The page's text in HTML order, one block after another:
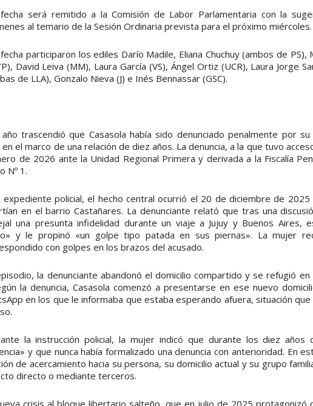
será remitido a la Comisión de Labor Parlamentaria con la
al temario de la Sesión Ordinaria prevista para el próximo miércoles.
participaron los ediles Darío Madile, Eliana Chuchuy (ambos de PS),
David Leiva (MM), Laura García (VS), Ángel Ortiz (UCR), Laura Jorge
de LLA), Gonzalo Nieva (J) e Inés Bennassar (GSC).
trascendió que Casasola había sido denunciado penalmente por
el marco de una relación de diez años. La denuncia, a la que tuvo
de 2026 ante la Unidad Regional Primera y derivada a la Fiscalía
Nº 1.
expediente policial, el hecho central ocurrió el 20 de diciembre de 2025
en el barrio Castañares. La denunciante relató que tras una
una presunta infidelidad durante un viaje a Jujuy y Buenos Aires,
y le propinó «un golpe tipo patada en sus piernas». La mujer
con golpes en los brazos del acusado.
la denunciante abandonó el domicilio compartido y se refugió en
la denuncia, Casasola comenzó a presentarse en ese nuevo
en los que le informaba que estaba esperando afuera, situación que
la instrucción policial, la mujer indicó que durante los diez años
y que nunca había formalizado una denuncia con anterioridad. En
de acercamiento hacia su persona, su domicilio actual y su grupo
directo o mediante terceros.
crisis al bloque libertario salteño, que en julio de 2025 protagonizó